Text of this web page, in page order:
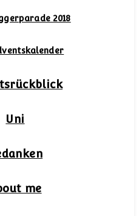
2018
Uni
me